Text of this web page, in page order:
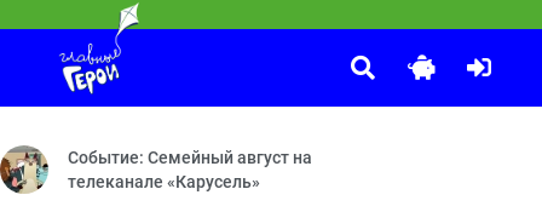
Три пятачка — Соловей мой, соловей
подарок — Потеряшки — Угощение для друзей — Шляпа —
Смешарики
Рояль — Энергия храпа — Молочное пари — Аноним —
Событие: Семейный август на
телеканале «Карусель»